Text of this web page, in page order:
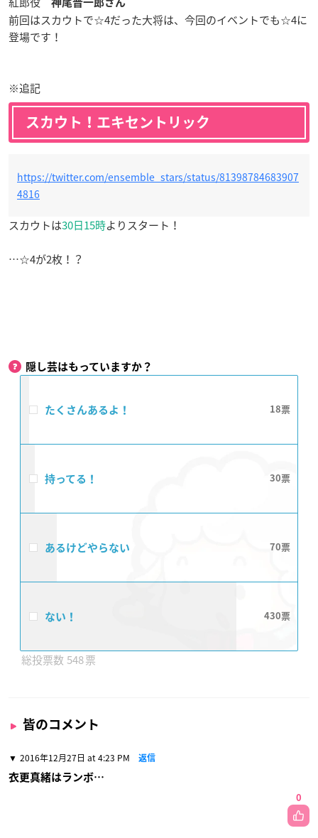
神尾晋一郎さん
前回はスカウトで☆4だった大将は、今回のイベントでも☆4に
登場です！
※追記
スカウト！エキセントリック
https://twitter.com/ensemble_stars/status/81398784683907
4816
スカウトは30日15時よりスタート！
…☆4が2枚！？
隠し芸はもっていますか？
たくさんあるよ！ 18
持ってる！ 30
あるけどやらない 70
ない！ 430
548
皆のコメント
2016年12月27日 at 4:23 PM 返信
衣更真緒はランボ…
0